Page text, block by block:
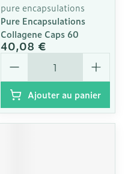
pure encapsulations
Pure Encapsulations
Collagene Caps 60
40,08 €
Quantité
Ajouter au panier